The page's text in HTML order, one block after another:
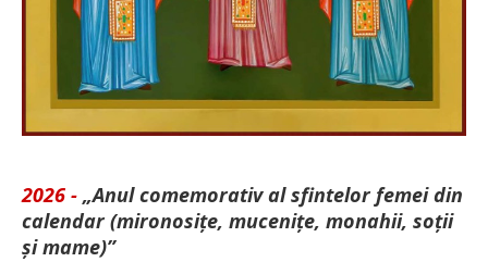
2026 - „Anul comemorativ al sfintelor femei din
calendar (mironosițe, mu­cenițe, monahii, soții
și mame)”